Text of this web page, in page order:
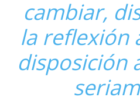
cambiar,
la reflexión
disposición